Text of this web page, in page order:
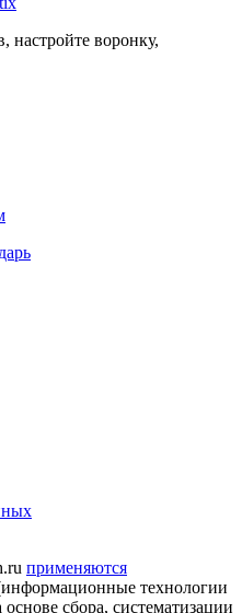
настройте воронку,
применяются
технологии
сбора, систематизации